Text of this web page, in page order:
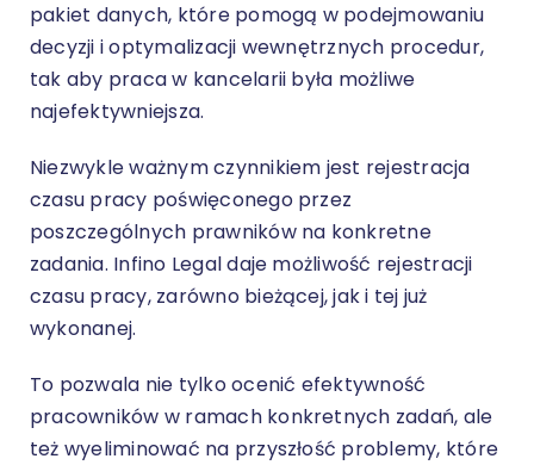
pakiet danych, które pomogą w podejmowaniu
decyzji i optymalizacji wewnętrznych procedur,
tak aby praca w kancelarii była możliwe
najefektywniejsza.
Niezwykle ważnym czynnikiem jest rejestracja
czasu pracy poświęconego przez
poszczególnych prawników na konkretne
zadania. Infino Legal daje możliwość rejestracji
czasu pracy, zarówno bieżącej, jak i tej już
wykonanej.
To pozwala nie tylko ocenić efektywność
pracowników w ramach konkretnych zadań, ale
też wyeliminować na przyszłość problemy, które